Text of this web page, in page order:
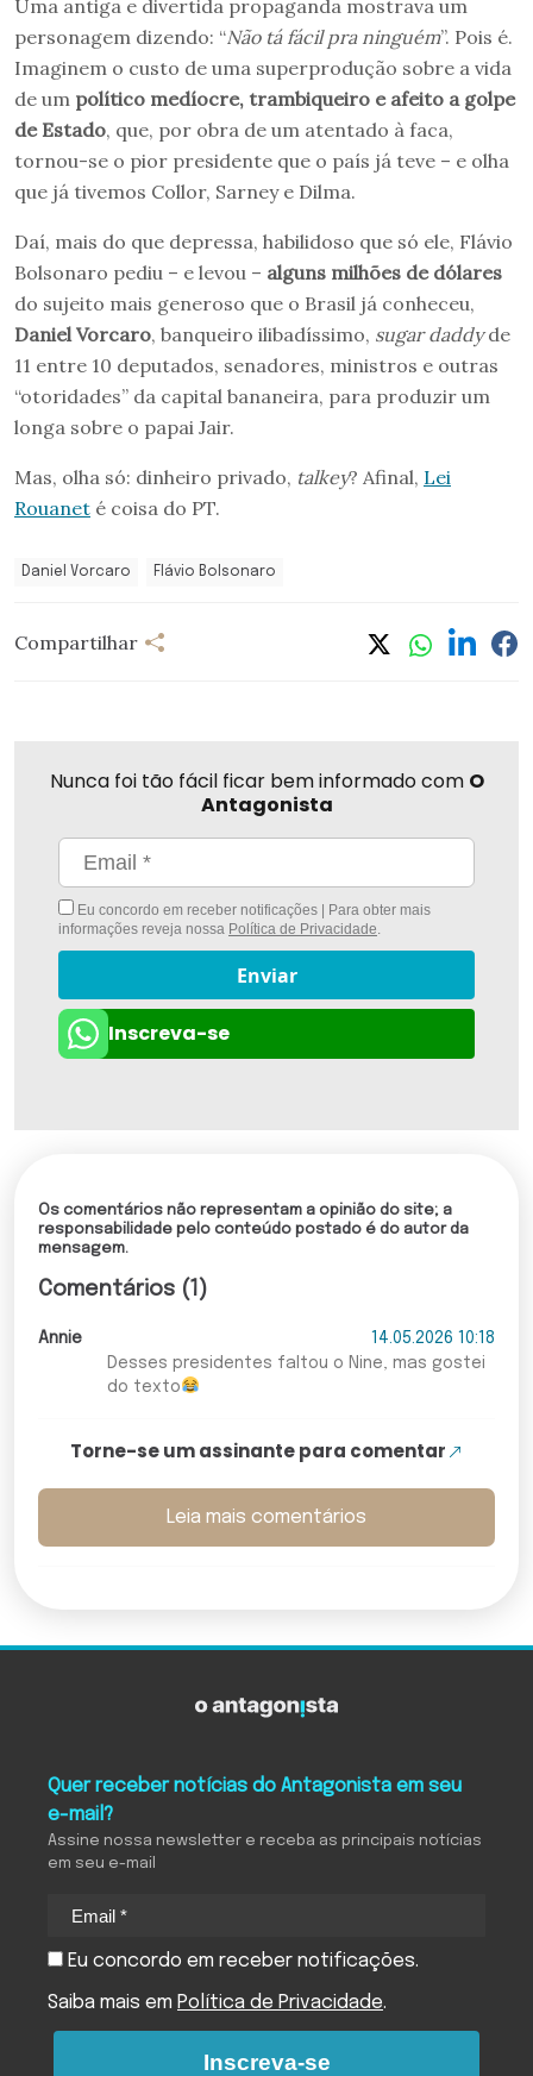
Uma antiga e divertida propaganda mostrava um
personagem dizendo: “Não tá fácil pra ninguém”. Pois é.
Imaginem o custo de uma superprodução sobre a vida
de um político medíocre, trambiqueiro e afeito a golpe
de Estado, que, por obra de um atentado à faca,
tornou-se o pior presidente que o país já teve – e olha
que já tivemos Collor, Sarney e Dilma.
Daí, mais do que depressa, habilidoso que só ele, Flávio
Bolsonaro pediu – e levou – alguns milhões de dólares
do sujeito mais generoso que o Brasil já conheceu,
Daniel Vorcaro, banqueiro ilibadíssimo, sugar daddyde
11 entre 10 deputados, senadores, ministros e outras
“otoridades” da capital bananeira, para produzir um
longa sobre o papai Jair.
Mas, olha só: dinheiro privado, talkey? Afinal, Lei
Rouanet é coisa do PT.
Daniel Vorcaro Flávio Bolsonaro
Compartilhar
Nunca foi tão fácil ficar bem informado com O
Antagonista
Eu concordo em receber notificações | Para obter mais
informações reveja nossa Política de Privacidade.
Enviar
Inscreva-se
Os comentários não representam a opinião do site; a
responsabilidade pelo conteúdo postado é do autor da
mensagem.
Comentários (1)
Annie
14.05.2026 10:18
Desses presidentes faltou o Nine, mas gostei
do texto
Torne-se um assinante para comentar
Leia mais comentários
Quer receber notícias do Antagonista em seu
e-mail?
Assine nossa newsletter e receba as principais notícias
em seu e-mail
Eu concordo em receber notificações.
Saiba mais em Política de Privacidade.
Inscreva-se